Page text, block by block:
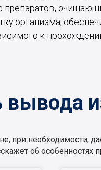
организма,
к
вывода
при необходимости,
об